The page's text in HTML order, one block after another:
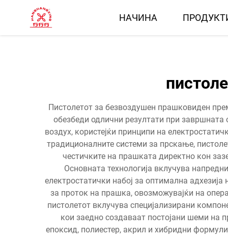
НАЧИНА
Пистолетот за безвоздушен прашковиден
обезбеди одлични резултати при
воздух, користејќи принципи на
традиционалните системи за прскање,
честичките на прашката директно кон
Основната технологија вклучува
електростатички набој за оптимална
за проток на прашка, овозможувајќи на
пистолетот вклучува специјализирани
кои заедно создаваат постојани шеми на
епоксид, полиестер, акрил и хибридни